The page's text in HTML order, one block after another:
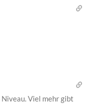
Niveau. Viel mehr gibt